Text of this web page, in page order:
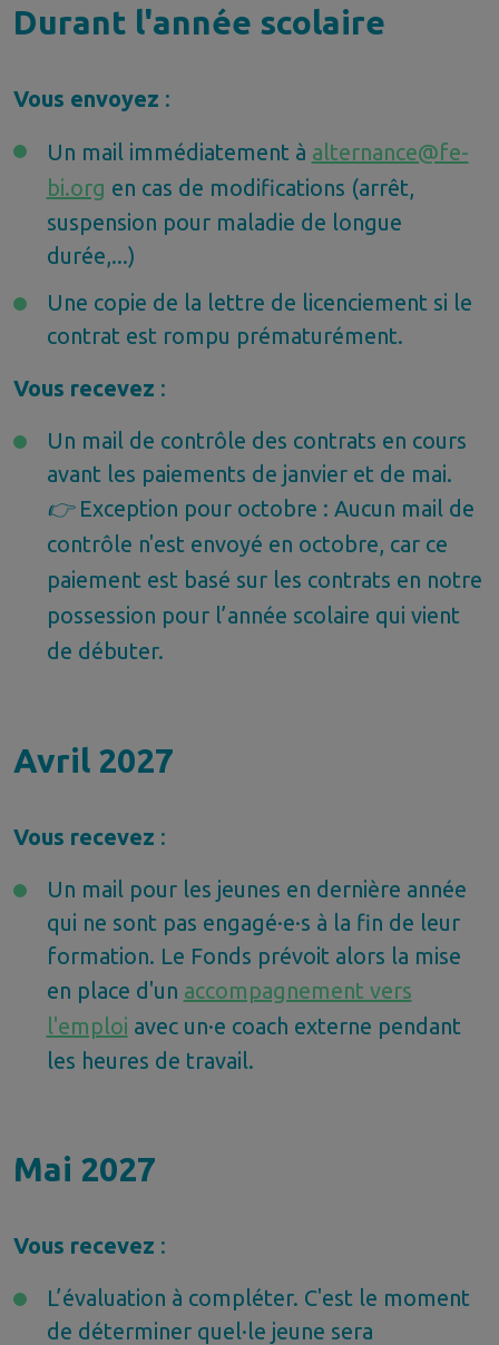
Durant l'année scolaire
Vous envoyez :
Un mail immédiatement à alternance@fe-
bi.org en cas de modifications (arrêt,
suspension pour maladie de longue
durée,...)
Une copie de la lettre de licenciement si le
contrat est rompu prématurément.
Vous recevez :
Un mail de contrôle des contrats en cours
avant les paiements de janvier et de mai.
👉 Exception pour octobre : Aucun mail de
contrôle n'est envoyé en octobre, car ce
paiement est basé sur les contrats en notre
possession pour l’année scolaire qui vient
de débuter.
Avril 2027
Vous recevez :
Un mail pour les jeunes en dernière année
qui ne sont pas engagé·e·s à la fin de leur
formation. Le Fonds prévoit alors la mise
en place d'un accompagnement vers
l'emploi avec un·e coach externe pendant
les heures de travail.
Mai 2027
Vous recevez :
L’évaluation à compléter. C'est le moment
de déterminer quel·le jeune sera